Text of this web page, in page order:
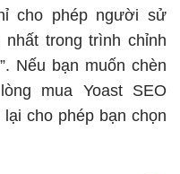
cho phép người sử
trong trình chỉnh
Nếu bạn muốn chèn
mua Yoast SEO
cho phép bạn chọn